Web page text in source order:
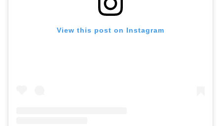
View this post on Instagram